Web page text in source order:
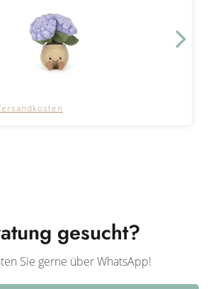
gesucht?
Sie gerne über WhatsApp!